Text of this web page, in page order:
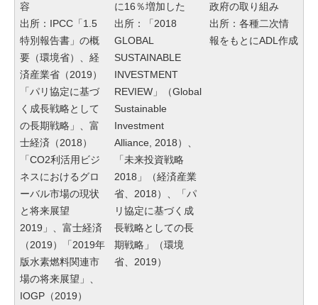
容
出所：IPCC「1.5
特別報告書」の概
要（環境省）、経
済産業省（2019）
「パリ協定に基づ
く成長戦略として
の長期戦略」、富
士経済（2018）
「CO2利活用ビジ
ネスにおけるグロ
ーバル市場の現状
と将来展望
2019」、富士経済
（2019）「2019年
版水素燃料関連市
場の将来展望」、
IOGP（2019）
に16％増加した
出所：「2018
GLOBAL
SUSTAINABLE
INVESTMENT
REVIEW」（Global
Sustainable
Investment
Alliance, 2018）、
「未来投資戦略
2018」（経済産業
省、2018）、「パ
リ協定に基づく成
長戦略としての長
期戦略」（環境
省、2019）
政府の取り組み
出所：各種二次情
報をもとにADL作成